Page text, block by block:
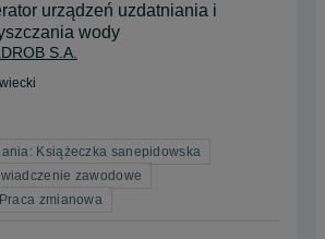
urządzeń uzdatniania i
wody
S.A.
Książeczka sanepidowska
zawodowe
zmianowa